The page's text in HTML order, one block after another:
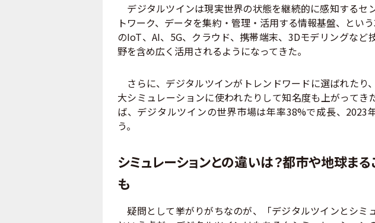
デジタルツインは現実世界の状態を継続的に感知するセ
トワーク、データを集約・管理・活用する情報基盤、とい
のIoT、AI、5G、クラウド、携帯端末、3Dモデリングなど
野を含め広く活用されるようになってきた。
さらに、デジタルツインがトレンドワードに選ばれたり
大シミュレーションに使われたりして知名度も上がって
ば、デジタルツインの世界市場は年率38%で成長、2023
う。
シミュレーションとの違いは？都市や地球ま
も
疑問として挙がりがちなのが、「デジタルツインとシミ